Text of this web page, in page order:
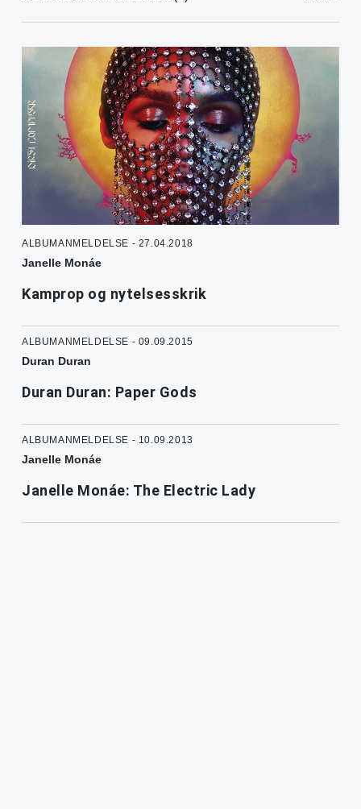
ALBUMANMELDELSE - 27.04.2018
Janelle Monáe
Kamprop og nytelsesskrik
ALBUMANMELDELSE - 09.09.2015
Duran Duran
Duran Duran: Paper Gods
ALBUMANMELDELSE - 10.09.2013
Janelle Monáe
Janelle Monáe: The Electric Lady